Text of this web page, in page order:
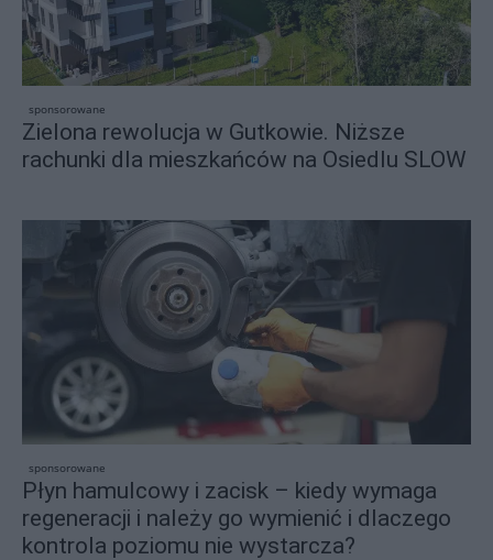
sponsorowane
Zielona rewolucja w Gutkowie. Niższe
rachunki dla mieszkańców na Osiedlu SLOW
sponsorowane
Płyn hamulcowy i zacisk – kiedy wymaga
regeneracji i należy go wymienić i dlaczego
kontrola poziomu nie wystarcza?